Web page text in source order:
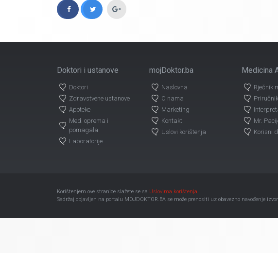
Doktori i ustanove
Doktori
Zdravstvene ustanove
Apoteke
Med. oprema i
pomagala
Laboratorije
mojDoktor.ba
Naslovna
O nama
Marketing
Kontakt
Uslovi korištenja
Medicina
Rječnik
Mr.
Korisni
Korištenjem ove stranice slažete se sa Uslovima korištenja
Sadržaj objavljen na portalu MOJDOKTOR.BA se može prenositi uz obavezno navođenje